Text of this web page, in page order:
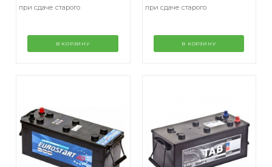
при сдаче старого
В КОРЗИНУ
при сдаче старого
В КОРЗИНУ